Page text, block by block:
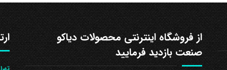
از فروشگاه اینترنتی محصولات دیاکو
صنعت بازدید فرمایید